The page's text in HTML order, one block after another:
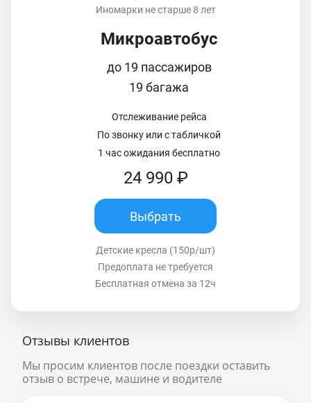
Иномарки не старше 8 лет
Микроавтобус
до 19 пассажиров
19 багажа
Отслеживание рейса
По звонку или с табличкой
1 час ожидания бесплатно
24 990 ₽
Выбрать
Детские кресла (150р/шт)
Предоплата не требуется
Бесплатная отмена за 12ч
Отзывы клиентов
Мы просим клиентов после поездки оставить
отзыв о встрече, машине и водителе